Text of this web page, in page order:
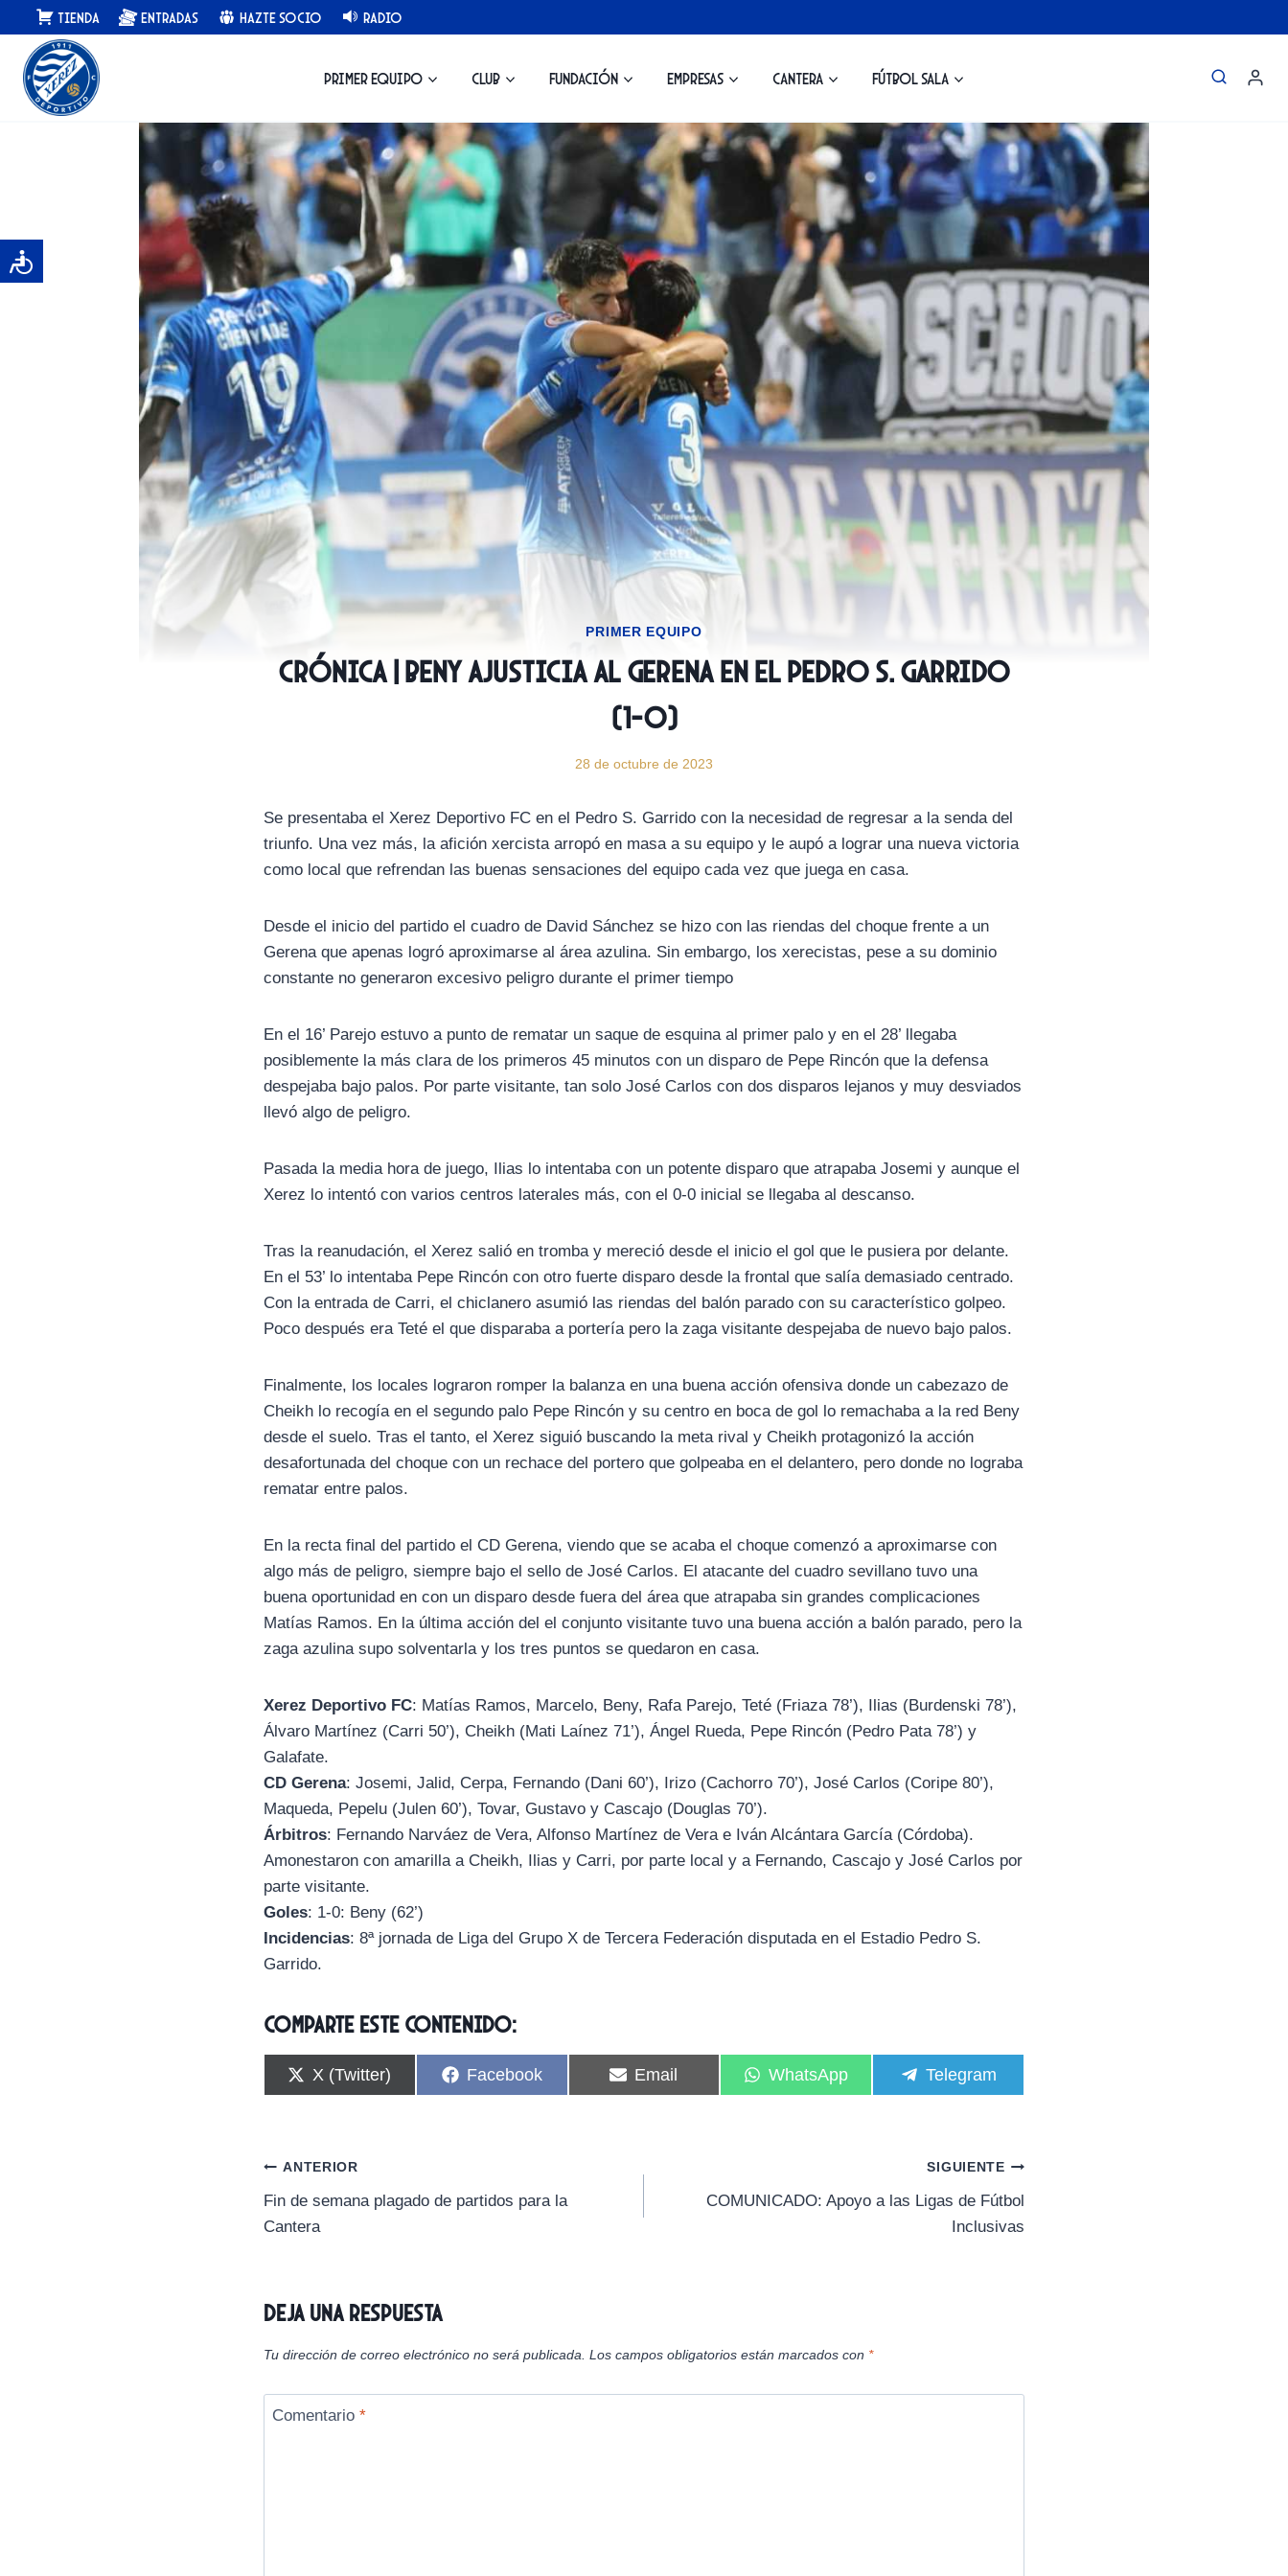
Saltar
al
contenido
Tienda Entradas Hazte Socio Radio
Primer equipo Club Fundación Empresas Cantera Fútbol Sala
PRIMER EQUIPO
CRÓNICA | Beny ajusticia al Gerena en el Pedro S. Garrido
(1-0)
28 de octubre de 2023
Se presentaba el Xerez Deportivo FC en el Pedro S. Garrido con la necesidad de regresar a la senda del
triunfo. Una vez más, la afición xercista arropó en masa a su equipo y le aupó a lograr una nueva victoria
como local que refrendan las buenas sensaciones del equipo cada vez que juega en casa.
Desde el inicio del partido el cuadro de David Sánchez se hizo con las riendas del choque frente a un
Gerena que apenas logró aproximarse al área azulina. Sin embargo, los xerecistas, pese a su dominio
constante no generaron excesivo peligro durante el primer tiempo
En el 16’ Parejo estuvo a punto de rematar un saque de esquina al primer palo y en el 28’ llegaba
posiblemente la más clara de los primeros 45 minutos con un disparo de Pepe Rincón que la defensa
despejaba bajo palos. Por parte visitante, tan solo José Carlos con dos disparos lejanos y muy desviados
llevó algo de peligro.
Pasada la media hora de juego, Ilias lo intentaba con un potente disparo que atrapaba Josemi y aunque el
Xerez lo intentó con varios centros laterales más, con el 0-0 inicial se llegaba al descanso.
Tras la reanudación, el Xerez salió en tromba y mereció desde el inicio el gol que le pusiera por delante.
En el 53’ lo intentaba Pepe Rincón con otro fuerte disparo desde la frontal que salía demasiado centrado.
Con la entrada de Carri, el chiclanero asumió las riendas del balón parado con su característico golpeo.
Poco después era Teté el que disparaba a portería pero la zaga visitante despejaba de nuevo bajo palos.
Finalmente, los locales lograron romper la balanza en una buena acción ofensiva donde un cabezazo de
Cheikh lo recogía en el segundo palo Pepe Rincón y su centro en boca de gol lo remachaba a la red Beny
desde el suelo. Tras el tanto, el Xerez siguió buscando la meta rival y Cheikh protagonizó la acción
desafortunada del choque con un rechace del portero que golpeaba en el delantero, pero donde no lograba
rematar entre palos.
En la recta final del partido el CD Gerena, viendo que se acaba el choque comenzó a aproximarse con
algo más de peligro, siempre bajo el sello de José Carlos. El atacante del cuadro sevillano tuvo una
buena oportunidad en con un disparo desde fuera del área que atrapaba sin grandes complicaciones
Matías Ramos. En la última acción del el conjunto visitante tuvo una buena acción a balón parado, pero la
zaga azulina supo solventarla y los tres puntos se quedaron en casa.
Xerez Deportivo FC: Matías Ramos, Marcelo, Beny, Rafa Parejo, Teté (Friaza 78’), Ilias (Burdenski 78’),
Álvaro Martínez (Carri 50’), Cheikh (Mati Laínez 71’), Ángel Rueda, Pepe Rincón (Pedro Pata 78’) y
Galafate.
CD Gerena: Josemi, Jalid, Cerpa, Fernando (Dani 60’), Irizo (Cachorro 70’), José Carlos (Coripe 80’),
Maqueda, Pepelu (Julen 60’), Tovar, Gustavo y Cascajo (Douglas 70’).
Árbitros: Fernando Narváez de Vera, Alfonso Martínez de Vera e Iván Alcántara García (Córdoba).
Amonestaron con amarilla a Cheikh, Ilias y Carri, por parte local y a Fernando, Cascajo y José Carlos por
parte visitante.
Goles: 1-0: Beny (62’)
Incidencias: 8ª jornada de Liga del Grupo X de Tercera Federación disputada en el Estadio Pedro S.
Garrido.
Comparte este contenido:
C
o
r
t
i
r
e
X (Twitter)
C
o
i
r
Facebook
C
o
Email
C
o
i
r
WhatsApp
C
o
r
t
i
r
Telegram
Navegación
de
ANTERIOR
Fin de semana plagado de partidos para la
Cantera
SIGUIENTE
COMUNICADO: Apoyo a las Ligas de Fútbol
Inclusivas
Deja una respuesta
Tu dirección de correo electrónico no será publicada. Los campos obligatorios están marcados con *
Comentario *